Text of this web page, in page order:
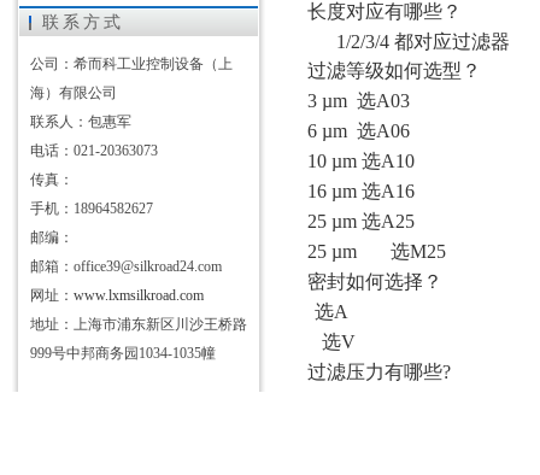
联系方式
公司：希而科工业控制设备（上
海）有限公司
联系人：包惠军
电话：021-20363073
传真：
手机：18964582627
邮编：
邮箱：office39@silkroad24.com
网址： www.lxmsilkroad.com
地址：上海市浦东新区川沙王桥路
999号中邦商务园1034-1035幢
长度对应有哪些？
1/2/3/4 都对应过滤器
过滤等级如何选型？
3 µm 选A03
6 µm 选A06
10 µm 选A10
16 µm 选A16
25 µm 选A25
25 µm 选M25
密封如何选择？
选A
选V
过滤压力有哪些?